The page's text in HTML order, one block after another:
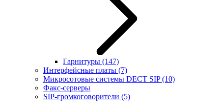
Гарнитуры (147)
Интерфейсные платы (7)
Микросотовые системы DECT SIP(10)
Факс-серверы
SIP-громкоговорители (5)